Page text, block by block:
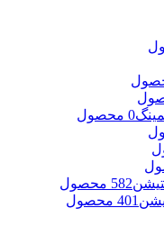
0 محصول
582 محصول
401 محصول